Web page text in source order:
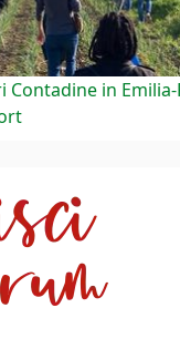
Contadine in